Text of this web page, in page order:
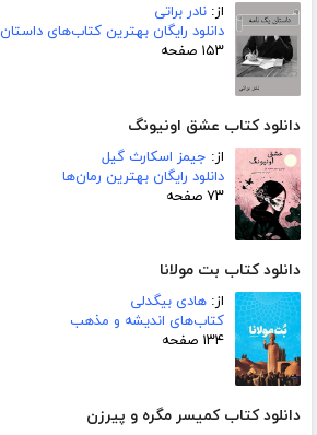
از: نادر براتی
دانلود رایگان بهترین کتاب‌های داستان
۱۵۳ صفحه
دانلود کتاب عشق اونیونگ
از: جیمز اسکارث گیل
دانلود رایگان بهترین رمان‌ها
۷۳ صفحه
دانلود کتاب بت مولانا
از: هادی بیگدلی
کتاب‌های اندیشه و مذهب
۱۳۴ صفحه
دانلود کتاب کمیسر مگره و پیرزن